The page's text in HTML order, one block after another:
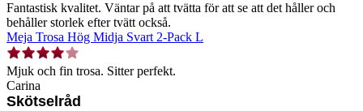
Fantastisk kvalitet. Väntar på att tvätta för att se att det håller och
behåller storlek efter tvätt också.
Meja Trosa Hög Midja Svart 2-Pack L
Mjuk och fin trosa. Sitter perfekt.
Carina
Skötselråd